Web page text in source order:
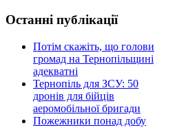
Останні публікації
Потім скажіть, що голови
громад на Тернопільщині
адекватні
Тернопіль для ЗСУ: 50
дронів для бійців
аеромобільної бригади
Пожежники понад добу